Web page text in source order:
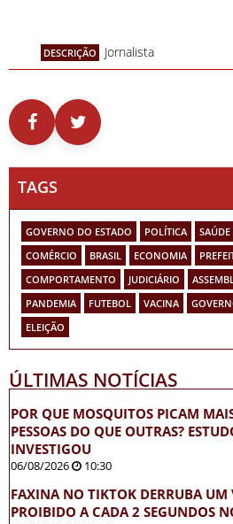
DESCRIÇÃO Jornalista
TAGS
GOVERNO DO ESTADO POLÍTICA SAÚDE
COMÉRCIO
BRASIL ECONOMIA
COMPORTAMENTO
JUDICIÁRIO
PANDEMIA
FUTEBOL VACINA
ELEIÇÃO
ÚLTIMAS NOTÍCIAS
POR QUE MOSQUITOS PICAM
PESSOAS DO QUE OUTRAS?
INVESTIGOU
06/08/2026 10:30
FAXINA NO TIKTOK DERRUBA UM
PROIBIDO A CADA 2 SEGUNDOS